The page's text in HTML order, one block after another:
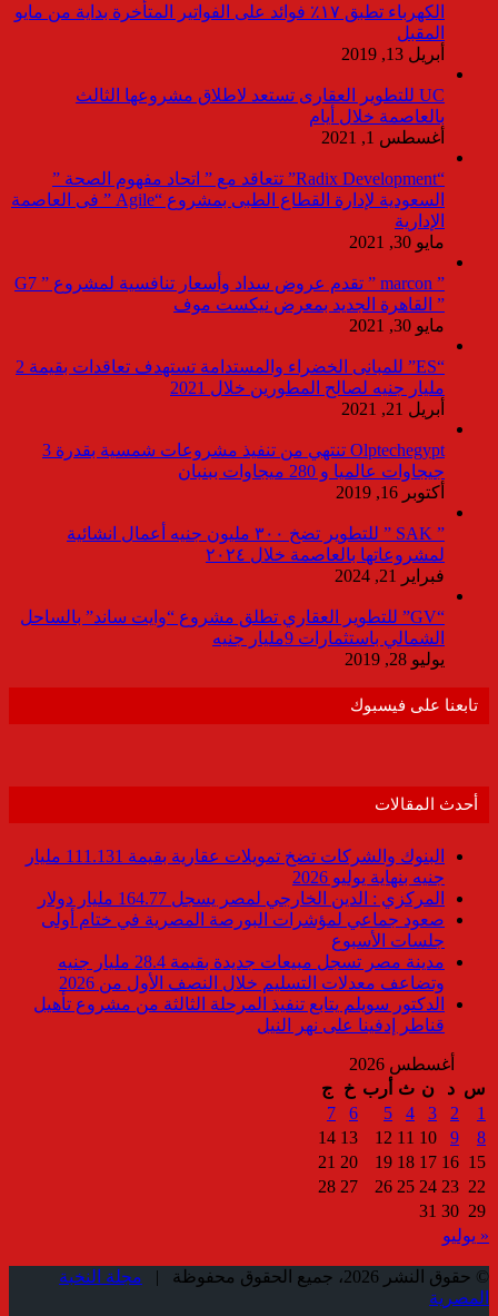
الكهرباء تطبق ١٧٪ فوائد على الفواتير المتأخرة بداية من مايو
المقبل
أبريل 13, 2019
UC للتطوير العقارى تستعد لاطلاق مشروعها الثالث
بالعاصمة خلال أيام
أغسطس 1, 2021
“Radix Development” تتعاقد مع ” اتحاد مفهوم الصحة ”
السعودية لإدارة القطاع الطبى بمشروع “Agile ” فى العاصمة
الإدارية
مايو 30, 2021
” marcon ” تقدم عروض سداد وأسعار تنافسية لمشروع ” G7
” القاهرة الجديد بمعرض نيكست موف
مايو 30, 2021
“ES” للمبانى الخضراء والمستدامة تستهدف تعاقدات بقيمة 2
مليار جنيه لصالح المطورين خلال 2021
أبريل 21, 2021
Olptechegypt تنتهي من تنفيذ مشروعات شمسية بقدرة 3
جيجاوات عالميا و 280 ميجاوات ببنبان
أكتوبر 16, 2019
” SAK ” للتطوير تضخ ٣٠٠ مليون جنيه أعمال انشائية
لمشروعاتها بالعاصمة خلال ٢٠٢٤
فبراير 21, 2024
“GV” للتطوير العقاري تطلق مشروع “وايت ساند” بالساحل
الشمالي باستثمارات 9مليار جنيه
يوليو 28, 2019
تابعنا على فيسبوك
أحدث المقالات
البنوك والشركات تضخ تمويلات عقارية بقيمة 111.131 مليار
جنيه بنهاية يوليو 2026
المركزي : الدين الخارجي لمصر يسجل 164.77 مليار دولار
صعود جماعي لمؤشرات البورصة المصرية في ختام أولى
جلسات الأسبوع
مدينة مصر تسجل مبيعات جديدة بقيمة 28.4 مليار جنيه
وتضاعف معدلات التسليم خلال النصف الأول من 2026
الدكتور سويلم يتابع تنفيذ المرحلة الثالثة من مشروع تأهيل
قناطر إدفينا على نهر النيل
أغسطس 2026
س د ن ث أرب خ
ج
1
2
3
4
5
6
7
8
9
10
11
12
13
14
15
16
17
18
19
20
21
22
23
24
25
26
27
28
29
30
31
« يوليو
© حقوق النشر 2026، جميع الحقوق محفوظة |
مجلة النخبة
المصرية